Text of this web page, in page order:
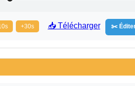
+30s 📥 Télécharger ✂️